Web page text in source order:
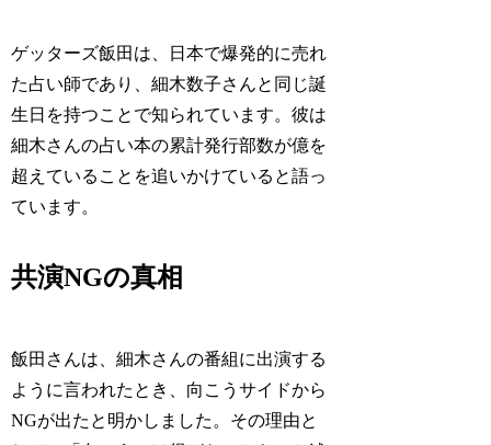
ゲッターズ飯田は、日本で爆発的に売れ
た占い師であり、細木数子さんと同じ誕
生日を持つことで知られています。彼は
細木さんの占い本の累計発行部数が億を
超えていることを追いかけていると語っ
ています。
共演NGの真相
飯田さんは、細木さんの番組に出演する
ように言われたとき、向こうサイドから
NGが出たと明かしました。その理由と